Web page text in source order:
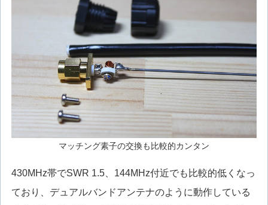
マッチング素子の交換も比較的カンタン
430MHz帯でSWR 1.5、144MHz付近でも比較的低くなっ
ており、デュアルバンドアンテナのように動作している